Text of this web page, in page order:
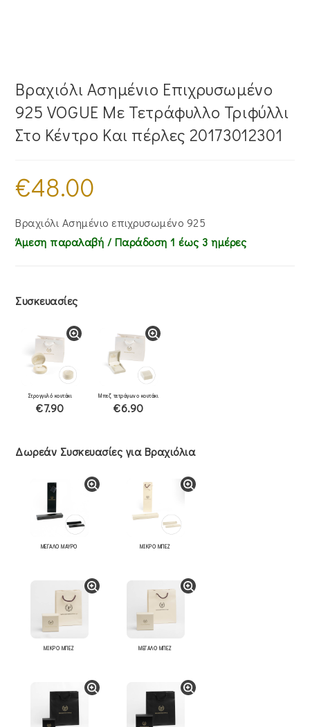
Βραχιόλι Ασημένιο Επιχρυσωμένο
925 VOGUE Με Τετράφυλλο Τριφύλλι
Στο Κέντρο Και πέρλες 20173012301
€48.00
Βραχιόλι Ασημένιο επιχρυσωμένο 925
Άμεση παραλαβή / Παράδoση 1 έως 3 ημέρες
Συσκευασίες
Στρογγυλό κουτάκι
€7.90
Μπεζ τετράγωνο κουτάκι
€6.90
Δωρεάν Συσκευασίες για Βραχιόλια
ΜΕΓΑΛΟ ΜΑΥΡΟ ΜΙΚΡΟ ΜΠΕΖ
ΜΙΚΡΟ ΜΠΕΖ ΜΕΓΑΛΟ ΜΠΕΖ